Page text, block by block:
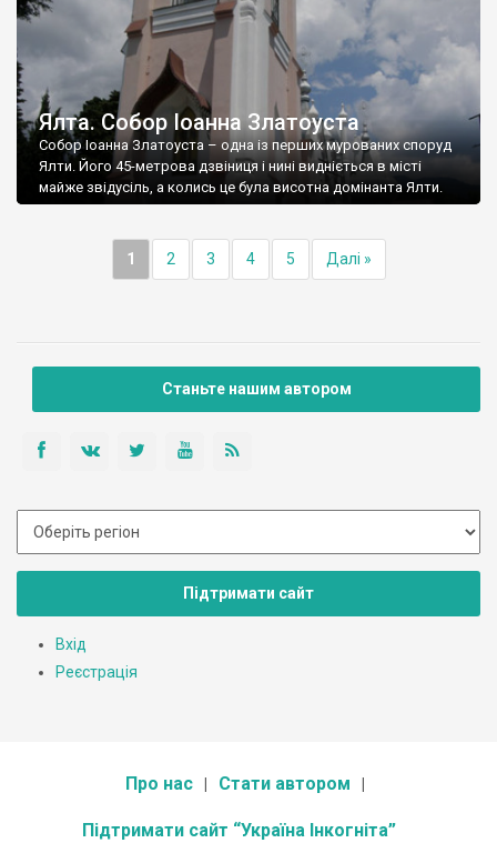
Ялта. Собор Іоанна Златоуста
Собор Іоанна Златоуста – одна із перших мурованих споруд
Ялти. Його 45-метрова дзвіниця і нині видніється в місті
майже звідусіль, а колись це була висотна домінанта Ялти.
1 2 3 4 5 Далі »
Станьте нашим автором
Підтримати сайт
Вхід
Реєстрація
Про нас Стати автором
Підтримати сайт “Україна Інкогніта”